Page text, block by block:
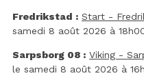
Fredrikstad : Start -
samedi 8 août 2026 à
Sarpsborg 08 : Viking -
le samedi 8 août 2026 à